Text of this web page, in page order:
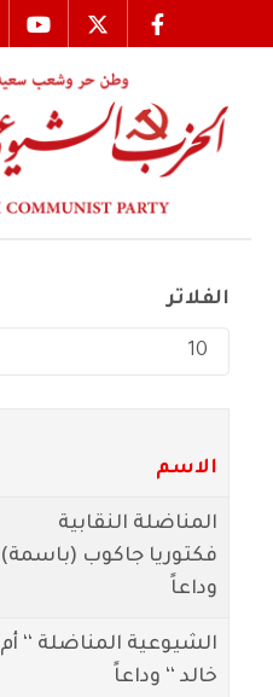
الفلاتر
عدد الإظهارات:
الاسم
المناضلة النقابية
فكتوريا جاكوب (باسمة)
وداعاً
الشيوعية المناضلة ‘‘ أم
خالد ‘‘ وداعاً